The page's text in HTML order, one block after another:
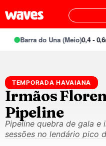
Barra do Una (Meio)0,4 -
TEMPORADA HAVAIANA
Irmãos
Pipeline
Pipeline quebra de gala e
sessões no lendário pico